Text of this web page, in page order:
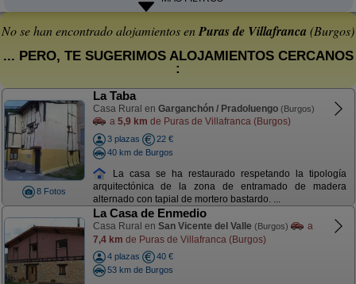
No se han encontrado alojamientos enPuras de Villafranca (Burgos)
... PERO, TE SUGERIMOS ALOJAMIENTOS CERCANOS
:
8 Fotos
La Taba
Casa Rural en Garganchón / Pradoluengo (Burgos)
a 5,9 km de Puras de Villafranca (Burgos)
3 plazas
22 €
40 km de Burgos
La casa se ha restaurado respetando la tipología
arquitectónica de la zona de entramado de madera
alternado con tapial de mortero bastardo. ...
La Casa de Enmedio
Casa Rural en San Vicente del Valle (Burgos)
a
7,4 km de Puras de Villafranca (Burgos)
4 plazas
40 €
53 km de Burgos